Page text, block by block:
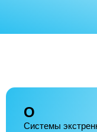
О
Системы